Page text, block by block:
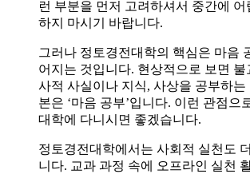
런 부분을 먼저 고려하셔서 중간에 어
하지 마시기 바랍니다.
그러나 정토경전대학의 핵심은 마음
어지는 것입니다. 현상적으로 보면 불
사적 사실이나 지식, 사상을 공부하는
본은 ‘마음 공부’입니다. 이런 관점으
대학에 다니시면 좋겠습니다.
정토경전대학에서는 사회적 실천도
니다. 교과 과정 속에 오프라인 실천